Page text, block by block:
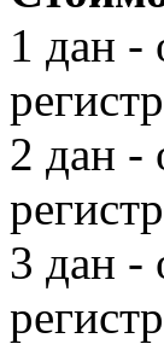
1 дан -
2 дан -
3 дан -